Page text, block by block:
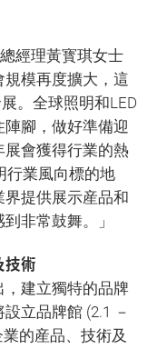
經理黃寳琪女士
模再度擴大，這
。全球照明和LED
腳，做好準備迎
會獲得行業的熱
行業風向標的地
提供展示産品和
非常鼓舞。」
技術
建立獨特的品牌
立品牌館 (2.1 －
的産品、技術及